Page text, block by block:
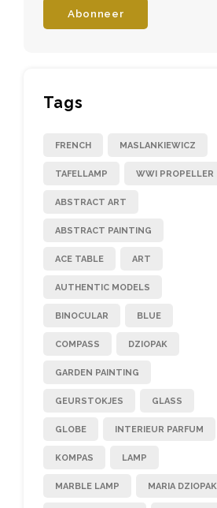
Abonneer
Tags
FRENCH MASLANKIEWICZ
TAFELLAMP WWI PROPELLER
ABSTRACT ART
ABSTRACT PAINTING
ACE TABLE ART
AUTHENTIC MODELS
BINOCULAR BLUE
COMPASS DZIOPAK
GARDEN PAINTING
GEURSTOKJES GLASS
GLOBE INTERIEUR PARFUM
KOMPAS LAMP
MARBLE LAMP MARIA DZIOPAK